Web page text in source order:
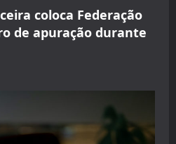
coloca Federação
de apuração durante